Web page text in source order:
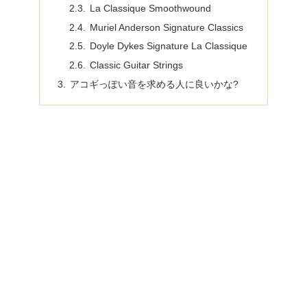
La Classique Smoothwound
Muriel Anderson Signature Classics
Doyle Dykes Signature La Classique
Classic Guitar Strings
アコギっぽい音を求める人に良いかな?